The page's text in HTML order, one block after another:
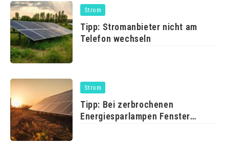
Strom
Tipp: Stromanbieter nicht am
Telefon wechseln
Strom
Tipp: Bei zerbrochenen
Energiesparlampen Fenster